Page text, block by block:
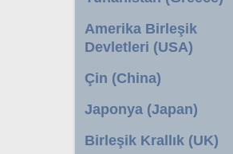
Amerika Birleşik
Devletleri (USA)
Çin (China)
Japonya (Japan)
Birleşik Krallık (UK)